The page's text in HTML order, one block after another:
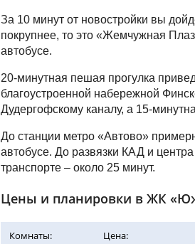
За 10 минут от новостройки вы
покрупнее, то это «Жемчужная
автобусе.
20-минутная пешая прогулка
благоустроенной набережной
Дудергофскому каналу, а 15-
До станции метро «Автово»
автобусе. До развязки КАД и
транспорте – около 25 минут.
Цены и планировки в ЖК
Комнаты:
Цена: